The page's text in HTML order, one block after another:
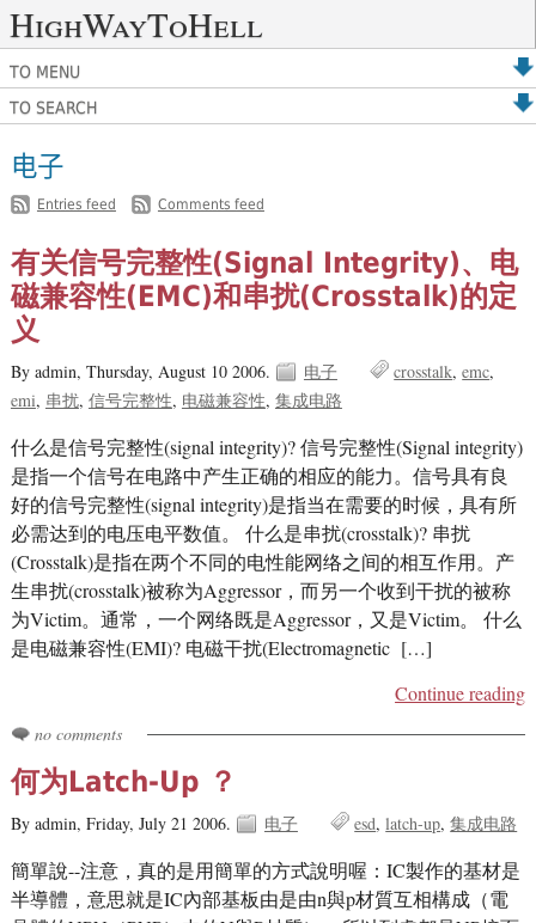
HighWayToHell
TO MENU
TO SEARCH
电子
Entries feed Comments feed
有关信号完整性(Signal Integrity)、电
磁兼容性(EMC)和串扰(Crosstalk)的定
义
By admin, Thursday, August 10 2006. 电子 crosstalk emc
emi 串扰 信号完整性 电磁兼容性 集成电路
什么是信号完整性(signal integrity)? 信号完整性(Signal integrity)
是指一个信号在电路中产生正确的相应的能力。信号具有良
好的信号完整性(signal integrity)是指当在需要的时候，具有所
必需达到的电压电平数值。 什么是串扰(crosstalk)? 串扰
(Crosstalk)是指在两个不同的电性能网络之间的相互作用。产
生串扰(crosstalk)被称为Aggressor，而另一个收到干扰的被称
为Victim。通常，一个网络既是Aggressor，又是Victim。 什么
是电磁兼容性(EMI)? 电磁干扰(Electromagnetic […]
Continue reading
no comments
何为Latch-Up ？
By admin, Friday, July 21 2006. 电子 esd latch-up 集成电路
簡單說--注意，真的是用簡單的方式說明喔：IC製作的基材是
半導體，意思就是IC內部基板由是由n與p材質互相構成（電